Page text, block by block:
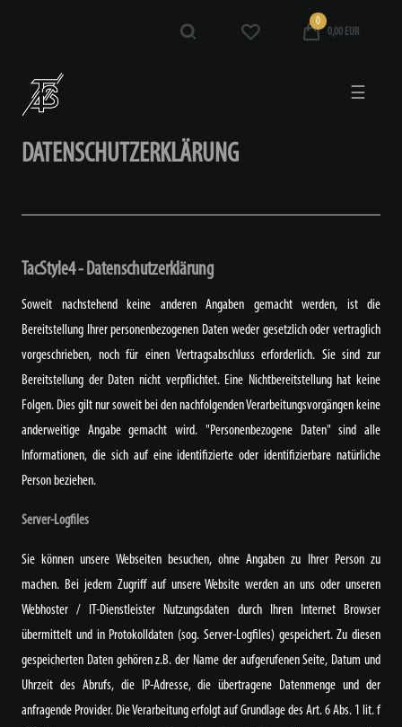
0
0,00 EUR
☰
DATENSCHUTZERKLÄRUNG
TacStyle4 - Datenschutzerklärung
Soweit nachstehend keine anderen Angaben gemacht werden, ist die
Bereitstellung Ihrer personenbezogenen Daten weder gesetzlich oder vertraglich
vorgeschrieben, noch für einen Vertragsabschluss erforderlich. Sie sind zur
Bereitstellung der Daten nicht verpflichtet. Eine Nichtbereitstellung hat keine
Folgen. Dies gilt nur soweit bei den nachfolgenden Verarbeitungsvorgängen keine
anderweitige Angabe gemacht wird. "Personenbezogene Daten" sind alle
Informationen, die sich auf eine identifizierte oder identifizierbare natürliche
Person beziehen.
Server-Logfiles
Sie können unsere Webseiten besuchen, ohne Angaben zu Ihrer Person zu
machen. Bei jedem Zugriff auf unsere Website werden an uns oder unseren
Webhoster / IT-Dienstleister Nutzungsdaten durch Ihren Internet Browser
übermittelt und in Protokolldaten (sog. Server-Logfiles) gespeichert. Zu diesen
gespeicherten Daten gehören z.B. der Name der aufgerufenen Seite, Datum und
Uhrzeit des Abrufs, die IP-Adresse, die übertragene Datenmenge und der
anfragende Provider. Die Verarbeitung erfolgt auf Grundlage des Art. 6 Abs. 1 lit. f